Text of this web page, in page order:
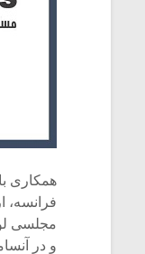
همکاری
فرانسه،
مجلسی
و در